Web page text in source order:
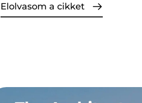
Elolvasom a cikket